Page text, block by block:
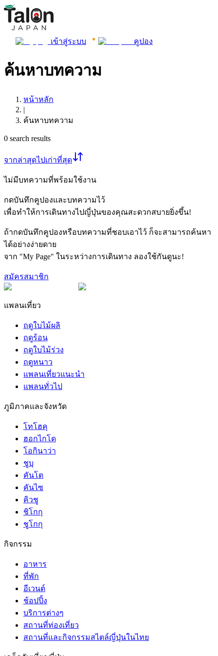
เข้าสู่ระบบ คูปอง
ค้นหาบทความ
หน้าหลัก
|
ค้นหาบทความ
0 search results
จากล่าสุดไปเก่าที่สุด
ไม่มีบทความที่พร้อมใช้งาน
กดบันทึกคูปองและบทความไว้
เพื่อทำให้การเดินทางไปญี่ปุ่นของคุณสะดวกสบายยิ่งขึ้น!
ถ้ากดบันทึกคูปองหรือบทความที่ชอบเอาไว้ ก็จะสามารถค้นหา
ได้อย่างง่ายดาย
จาก "My Page" ในระหว่างการเดินทาง ลองใช้กันดูนะ!
สมัครสมาชิก
แพลนเที่ยว
ฤดูใบไม้ผลิ
ฤดูร้อน
ฤดูใบไม้ร่วง
ฤดูหนาว
แพลนเที่ยวแนะนำ
แพลนทั่วไป
ภูมิภาคและจังหวัด
โทโฮคุ
ฮอกไกโด
โอกินาว่า
ชูบุ
คันโต
คันไซ
คิวชู
ชิโกกุ
ชูโกกุ
กิจกรรม
อาหาร
ที่พัก
อีเวนต์
ช้อปปิ้ง
บริการต่างๆ
สถานที่ท่องเที่ยว
สถานที่และกิจกรรมสไตล์ญี่ปุ่นในไทย